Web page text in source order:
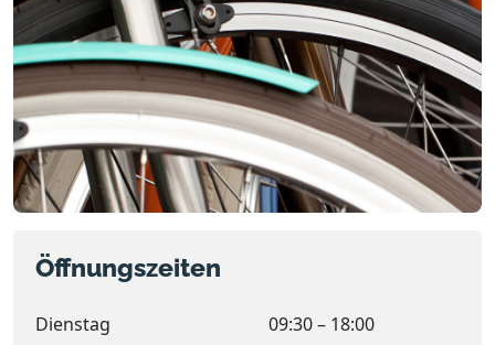
Öffnungszeiten
Dienstag
09:30 – 18:00